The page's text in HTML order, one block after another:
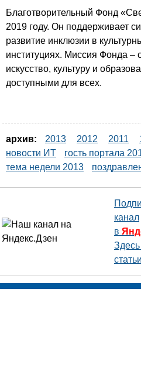
Благотворительный Фонд
2019 году. Он поддерживает
развитие инклюзии в
институциях. Миссия Фонда –
искусство, культуру и
доступными для всех.
архив: 2013 2012 2011
новости ИТ
гость портала
тема недели 2013
канал
в
Здесь